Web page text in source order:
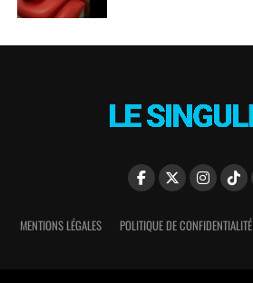
MENTIONS LÉGALES POLITIQUE DE CONFIDENTIALITÉ